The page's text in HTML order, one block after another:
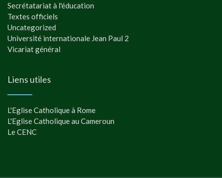
Secrétatariat à l'éducation
Textes officiels
Uncategorized
Université internationale Jean Paul 2
Vicariat général
Liens utiles
L'Eglise Catholique à Rome
L'Eglise Catholique au Cameroun
Le CENC